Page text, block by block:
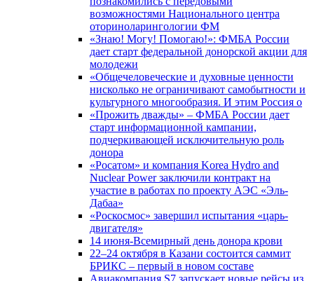
возможностями Национального центра
оториноларингологии ФМ
«Знаю! Могу! Помогаю!»: ФМБА России
дает старт федеральной донорской акции для
молодежи
«Общечеловеческие и духовные ценности
нисколько не ограничивают самобытности и
культурного многообразия. И этим Россия о
«Прожить дважды» – ФМБА России дает
старт информационной кампании,
подчеркивающей исключительную роль
донора
«Росатом» и компания Korea Hydro and
Nuclear Power заключили контракт на
участие в работах по проекту АЭС «Эль-
Дабаа»
«Роскосмос» завершил испытания «царь-
двигателя»
14 июня-Всемирный день донора крови
22–24 октября в Казани состоится саммит
БРИКС – первый в новом составе
Авиакомпания S7 запускает новые рейсы из